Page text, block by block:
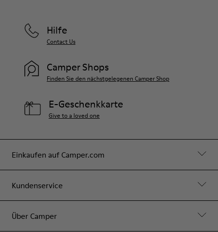
Einkaufen auf Camper.com
Kundenservice
Über Camper
Hilfe
Contact Us
Camper Shops
Finden Sie den nächstgelegenen Camper Shop
E-Geschenkkarte
Give to a loved one